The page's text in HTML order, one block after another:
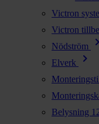
Victron
Victron
Nödström chevron_right
Elverk chevron_right
Belysning